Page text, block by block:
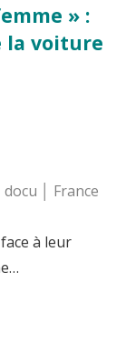
» :
la voiture
│ France
à leur